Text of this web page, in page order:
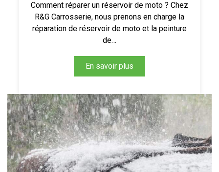
Comment réparer un réservoir de moto ? Chez
R&G Carrosserie, nous prenons en charge la
réparation de réservoir de moto et la peinture
de…
En savoir plus